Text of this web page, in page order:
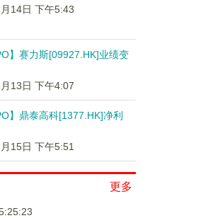
14日 下午5:43
】赛力斯[09927.HK]业绩变
13日 下午4:07
】鼎泰高科[1377.HK]净利
15日 下午5:51
更多